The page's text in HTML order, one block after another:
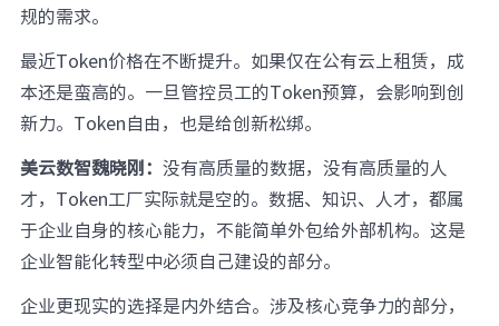
规的需求。
最近Token价格在不断提升。如果仅在公有云上租赁，成
本还是蛮高的。一旦管控员工的Token预算，会影响到创
新力。Token自由，也是给创新松绑。
美云数智魏晓刚： 没有高质量的数据，没有高质量的人
才，Token工厂实际就是空的。数据、知识、人才，都属
于企业自身的核心能力，不能简单外包给外部机构。这是
企业智能化转型中必须自己建设的部分。
企业更现实的选择是内外结合。涉及核心竞争力的部分，